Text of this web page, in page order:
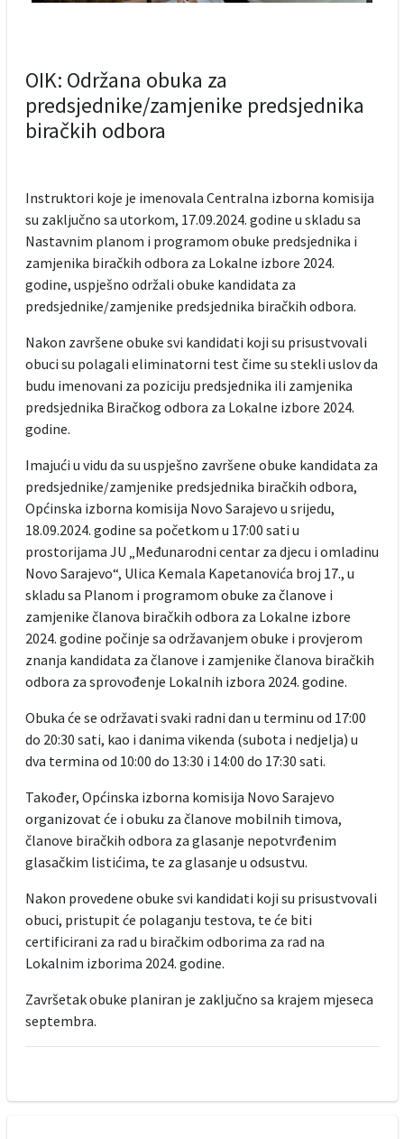
OIK: Održana obuka za
predsjednike/zamjenike predsjednika
biračkih odbora
Instruktori koje je imenovala Centralna izborna komisija
su zaključno sa utorkom, 17.09.2024. godine u skladu sa
Nastavnim planom i programom obuke predsjednika i
zamjenika biračkih odbora za Lokalne izbore 2024.
godine, uspješno održali obuke kandidata za
predsjednike/zamjenike predsjednika biračkih odbora.
Nakon završene obuke svi kandidati koji su prisustvovali
obuci su polagali eliminatorni test čime su stekli uslov da
budu imenovani za poziciju predsjednika ili zamjenika
predsjednika Biračkog odbora za Lokalne izbore 2024.
godine.
Imajući u vidu da su uspješno završene obuke kandidata za
predsjednike/zamjenike predsjednika biračkih odbora,
Općinska izborna komisija Novo Sarajevo u srijedu,
18.09.2024. godine sa početkom u 17:00 sati u
prostorijama JU „Međunarodni centar za djecu i omladinu
Novo Sarajevo“, Ulica Kemala Kapetanovića broj 17., u
skladu sa Planom i programom obuke za članove i
zamjenike članova biračkih odbora za Lokalne izbore
2024. godine počinje sa održavanjem obuke i provjerom
znanja kandidata za članove i zamjenike članova biračkih
odbora za sprovođenje Lokalnih izbora 2024. godine.
Obuka će se održavati svaki radni dan u terminu od 17:00
do 20:30 sati, kao i danima vikenda (subota i nedjelja) u
dva termina od 10:00 do 13:30 i 14:00 do 17:30 sati.
Također, Općinska izborna komisija Novo Sarajevo
organizovat će i obuku za članove mobilnih timova,
članove biračkih odbora za glasanje nepotvrđenim
glasačkim listićima, te za glasanje u odsustvu.
Nakon provedene obuke svi kandidati koji su prisustvovali
obuci, pristupit će polaganju testova, te će biti
certificirani za rad u biračkim odborima za rad na
Lokalnim izborima 2024. godine.
Završetak obuke planiran je zaključno sa krajem mjeseca
septembra.